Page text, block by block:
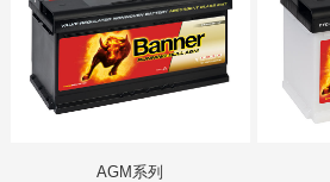
AGM系列